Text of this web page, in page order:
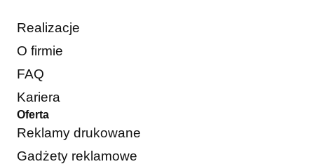
Realizacje
O firmie
FAQ
Kariera
Oferta
Reklamy drukowane
Gadżety reklamowe